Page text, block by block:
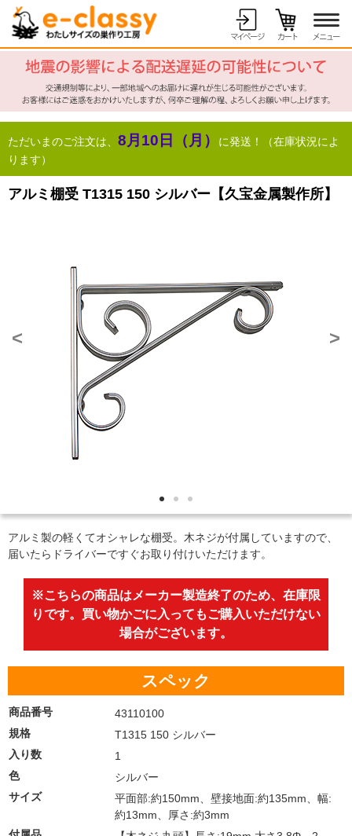
ただいまのご注文は、 8月10日（月）
に発送！（在庫状況によ
ります）
アルミ棚受 T1315 150 シルバー【久宝金属製作所】
< >
アルミ製の軽くてオシャレな棚受。木ネジが付属していますので、
届いたらドライバーですぐお取り付けいただけます。
※こちらの商品はメーカー製造終了のため、在庫限
りです。買い物かごに入ってもご購入いただけない
場合がございます。
スペック
商品番号
43110100
規格
T1315 150 シルバー
入り数
1
色
シルバー
サイズ
平面部:約150mm、壁接地面:約135mm、幅:
約13mm、厚さ:約3mm